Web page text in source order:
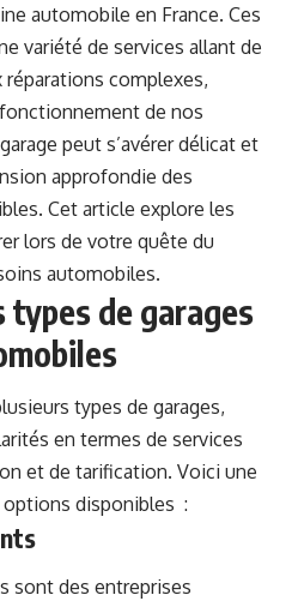
automobile en France. Ces
variété de services allant de
réparations complexes,
de nos
peut s’avérer délicat et
approfondie des
Cet article explore les
lors de votre quête du
automobiles.
de garages
types de garages,
en termes de services
et de tarification. Voici une
disponibles :
sont des entreprises